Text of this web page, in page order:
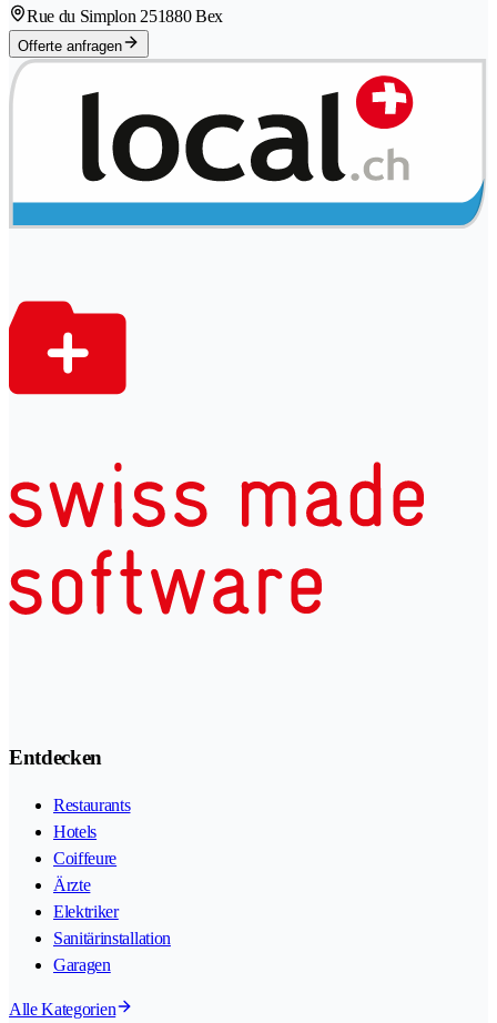
Rue du Simplon 251880 Bex
Offerte anfragen
Entdecken
Restaurants
Hotels
Coiffeure
Ärzte
Elektriker
Sanitärinstallation
Garagen
Alle Kategorien